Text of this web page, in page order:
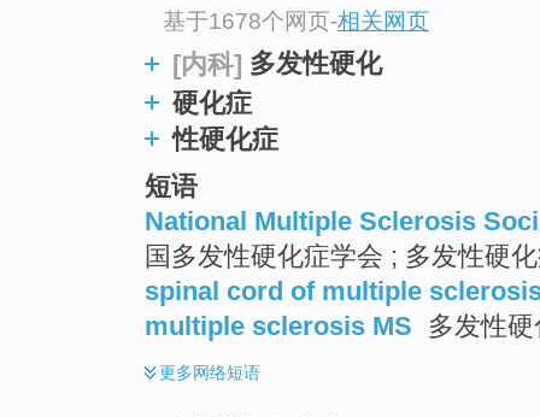
基于1678个网页-相关网页
[内科] 多发性硬化
硬化症
性硬化症
短语
National Multiple Sclerosis
国多发性硬化症学会 ; 多发性硬
spinal cord of multiple
multiple sclerosis MS
多发性硬
更多网络短语